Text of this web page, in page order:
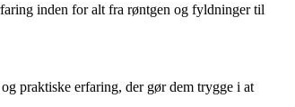
inden for alt fra røntgen og fyldninger til
praktiske erfaring, der gør dem trygge i at